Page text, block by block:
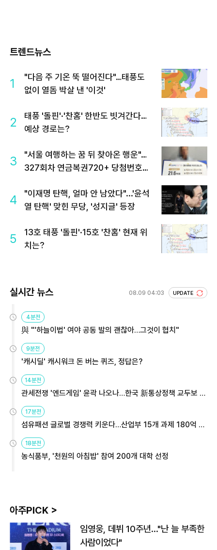
트렌드뉴스
1
"다음 주 기온 뚝 떨어진다"…태풍도
없이 열돔 박살 낸 '이것'
2
태풍 '돌핀'·'찬홈' 한반도 빗겨간다…
예상 경로는?
3
"서울 여행하는 꿈 뒤 찾아온 행운"…
327회차 연금복권720+ 당첨번호조
4
"이재명 탄핵, 얼마 안 남았다"...'윤석
열 탄핵' 맞힌 무당, '성지글' 등장
5
13호 태풍 '돌핀'·15호 '찬홈' 현재 위
치는?
실시간 뉴스 08.09 04:03 UPDATE
4분전
與 "'하늘이법' 여야 공동 발의 괜찮아…그것이 협치"
9분전
'캐시딜' 캐시워크 돈 버는 퀴즈, 정답은?
14분전
관세전쟁 '엔드게임' 윤곽 나오나…한국 新통상정책 교두보 활
용해야
17분전
섬유패션 글로벌 경쟁력 키운다…산업부 15개 과제 180억 지
원
18분전
농식품부, '천원의 아침밥' 참여 200개 대학 선정
아주PICK >
임영웅, 데뷔 10주년…"난 늘 부족한
사람이었다"